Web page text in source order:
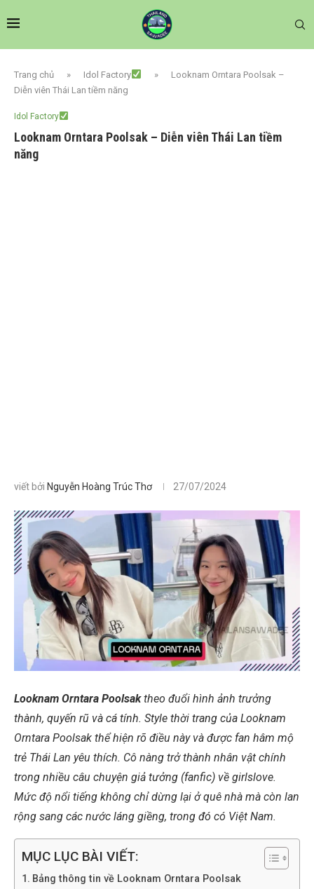
Trang chủ » Idol Factory »
Looknam Orntara Poolsak –
Diễn viên Thái Lan tiềm năng
Idol Factory
Looknam Orntara Poolsak – Diễn viên Thái Lan tiềm
năng
viết bởi Nguyễn Hoàng Trúc Thơ 27/07/2024
Looknam Orntara Poolsaktheo đuổi hình ảnh trưởng
thành, quyến rũ và cá tính. Style thời trang của Looknam
Orntara Poolsak thể hiện rõ điều này và được fan hâm mộ
trẻ Thái Lan yêu thích. Cô nàng trở thành nhân vật chính
trong nhiều câu chuyện giả tưởng (fanfic) về girlslove.
Mức độ nổi tiếng không chỉ dừng lại ở quê nhà mà còn lan
rộng sang các nước láng giềng, trong đó có Việt Nam.
MỤC LỤC BÀI VIẾT:
Bảng thông tin về Looknam Orntara Poolsak